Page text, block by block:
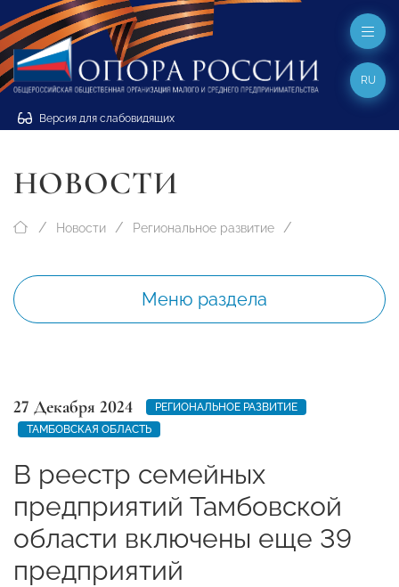
Версия для слабовидящих
RU
НОВОСТИ
Новости Региональное развитие
Меню раздела
27 Декабря 2024
РЕГИОНАЛЬНОЕ РАЗВИТИЕ
ТАМБОВСКАЯ ОБЛАСТЬ
В реестр семейных
предприятий Тамбовской
области включены еще 39
предприятий